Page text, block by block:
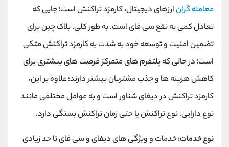
معامله گرانارزهای دیجیتال، کارمزد تراکنش است؛ جایی که
تعادل کمی به نفع سی فای است. به طور کلی، بلاک چین برای
تضمین امنیت و توسعه خود به شدت به کارمزد تراکنش متکی
است؛ در حالی که پلتفرم های متمرکز فرصت های بیشتری برای
کاهش هزینه ها و جذب مشتریان بیشتر دارند؛ علاوه بر این،
کارمزد تراکنش در دیفای شناور است و به عوامل مختلفی مانند
نوع دارایی، نوع تراکنش یا حتی زمان تراکنش بستگی دارد.
نوع خدمات:خدمات و ویژگی های دیفای و سی فای تا حد زیادی